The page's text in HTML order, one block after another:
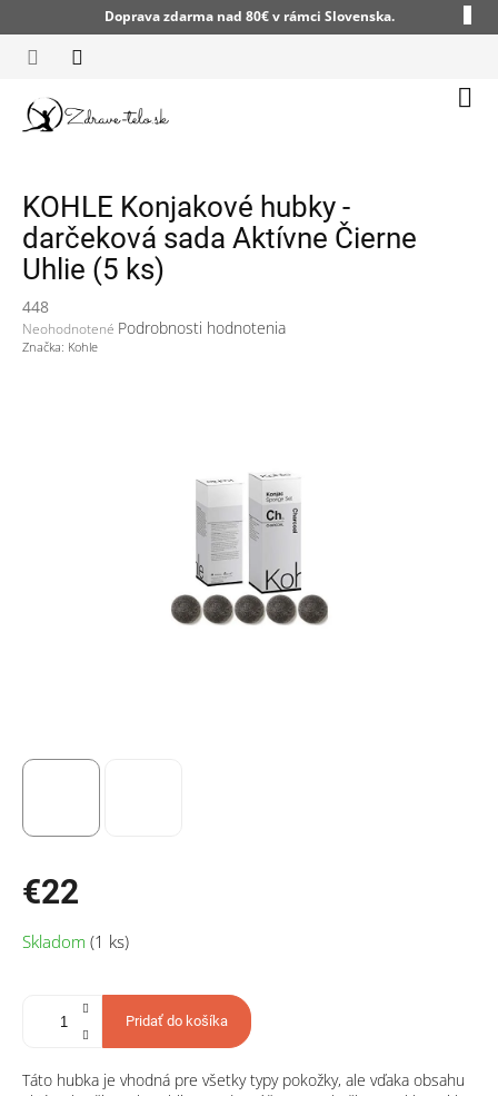
na
obsah
Doprava zdarma nad 80€ v rámci Slovenska.
KOHLE Konjakové hubky -
darčeková sada Aktívne Čierne
Uhlie (5 ks)
448
Priemerné
hodnotenie
Neohodnotené Podrobnosti hodnotenia
Značka: Kohle
€22
cena:
Skladom (1 ks)
Pridať do košíka
Táto hubka je vhodná pre všetky typy pokožky, ale vďaka obsahu